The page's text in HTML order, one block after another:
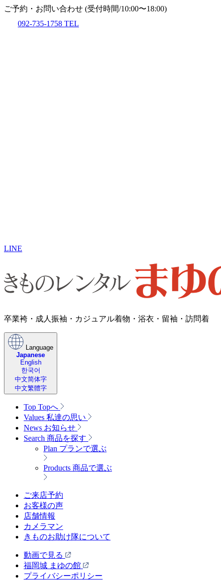
ご予約・お問い合わせ (受付時間/10:00〜18:00)
092-735-1758 TEL
LINE
卒業袴・成人振袖・​カジュアル着物・浴衣・留袖・訪問着
Language
Japanese
English
한국어
中文简体字
中文繁體字
Top Topへ
Values 私達の思い
News お知らせ
Search 商品を探す
Plan プランで選ぶ
Products 商品で選ぶ
ご来店予約
お客様の声
店舗情報
カメラマン
きものお助け隊について
動画で見る
福岡城 まゆの館
プライバシーポリシー